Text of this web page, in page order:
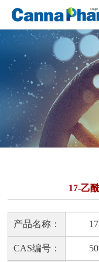
17-乙
产品名称： 17-乙
CAS编号：